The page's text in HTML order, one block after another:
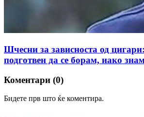
Шчесни за зависноста од
подготвен да се борам, иако
Коментари (0)
Бидете прв што ќе коментира.